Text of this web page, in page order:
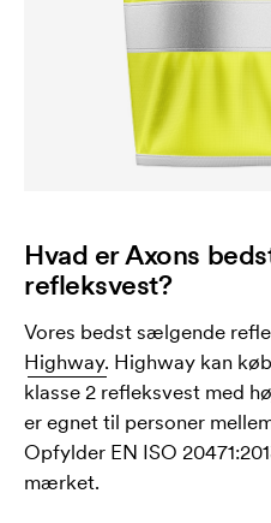
Hvad er Axons
refleksvest?
Vores bedst sælgende
Highway. Highway kan
klasse 2 refleksvest med
er egnet til personer
Opfylder EN ISO
mærket.